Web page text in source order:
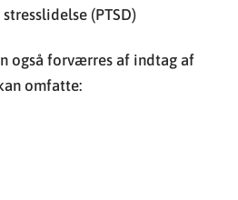
(PTSD)
også forværres af indtag af
omfatte: